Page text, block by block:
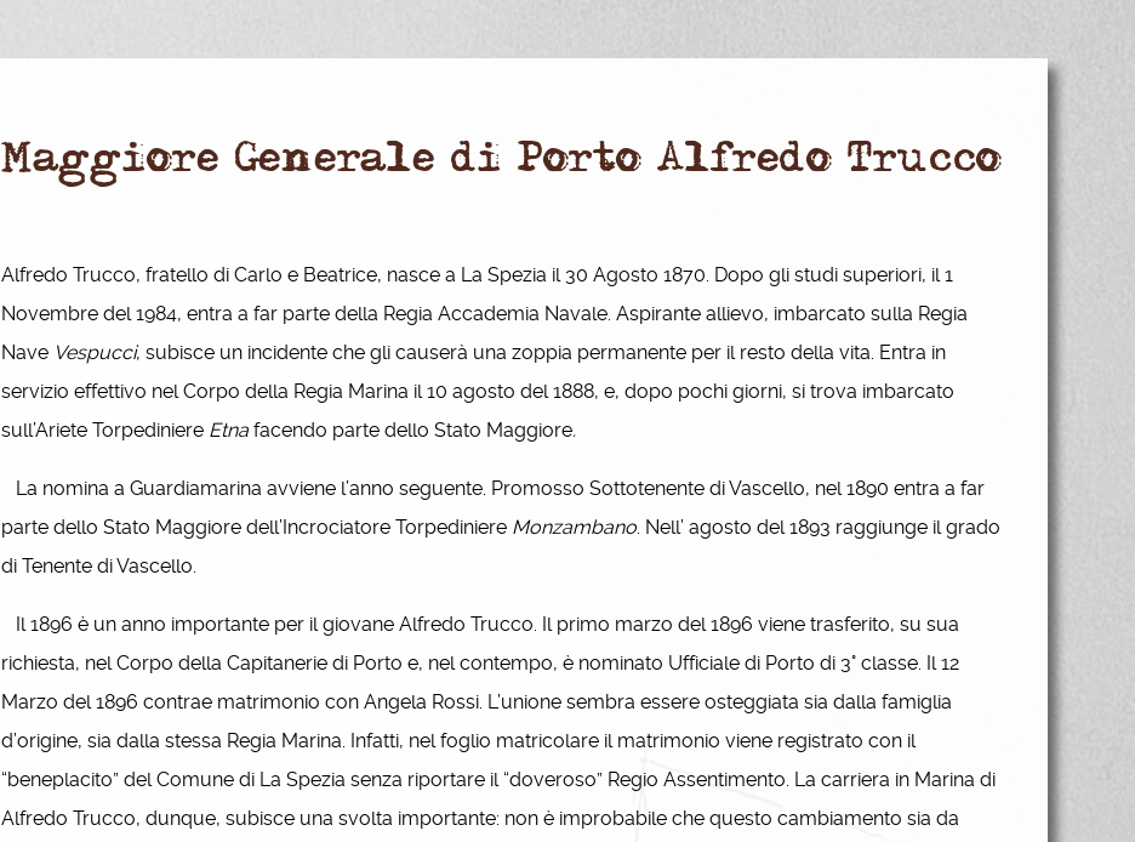
Maggiore Generale di Porto Alfredo Trucco
Alfredo Trucco, fratello di Carlo e Beatrice, nasce a La Spezia il 30 Agosto 1870. Dopo gli studi superiori, il 1
Novembre del 1984, entra a far parte della Regia Accademia Navale. Aspirante allievo, imbarcato sulla Regia
Nave Vespucci, subisce un incidente che gli causerà una zoppia permanente per il resto della vita. Entra in
servizio effettivo nel Corpo della Regia Marina il 10 agosto del 1888, e, dopo pochi giorni, si trova imbarcato
sull’Ariete Torpediniere Etna facendo parte dello Stato Maggiore.
La nomina a Guardiamarina avviene l’anno seguente. Promosso Sottotenente di Vascello, nel 1890 entra a far
parte dello Stato Maggiore dell’Incrociatore Torpediniere Monzambano. Nell’ agosto del 1893 raggiunge il grado
di Tenente di Vascello.
Il 1896 è un anno importante per il giovane Alfredo Trucco. Il primo marzo del 1896 viene trasferito, su sua
richiesta, nel Corpo della Capitanerie di Porto e, nel contempo, è nominato Ufficiale di Porto di 3° classe. Il 12
Marzo del 1896 contrae matrimonio con Angela Rossi. L’unione sembra essere osteggiata sia dalla famiglia
d’origine, sia dalla stessa Regia Marina. Infatti, nel foglio matricolare il matrimonio viene registrato con il
“beneplacito” del Comune di La Spezia senza riportare il “doveroso” Regio Assentimento. La carriera in Marina di
Alfredo Trucco, dunque, subisce una svolta importante: non è improbabile che questo cambiamento sia da